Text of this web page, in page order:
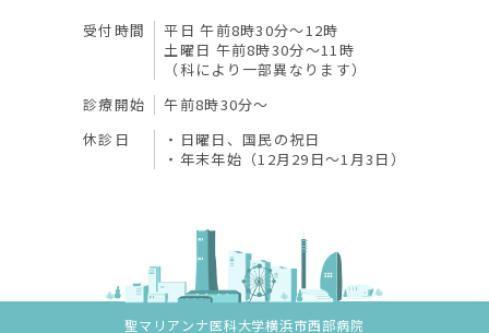
受付時間
平日 午前8時30分〜12時
土曜日 午前8時30分〜11時
（科により一部異なります）
診療開始
午前8時30分〜
休診日
日曜日、国民の祝日
年末年始（12月29日～1月3日）
聖マリアンナ医科大学横浜市西部病院